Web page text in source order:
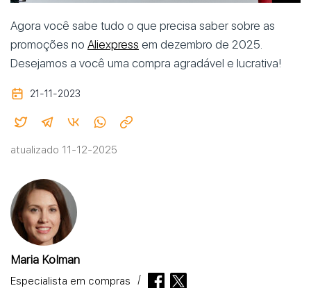
Agora você sabe tudo o que precisa saber sobre as
promoções no Aliexpress em dezembro de 2025.
Desejamos a você uma compra agradável e lucrativa!
21-11-2023
atualizado 11-12-2025
Maria Kolman
Especialista em compras